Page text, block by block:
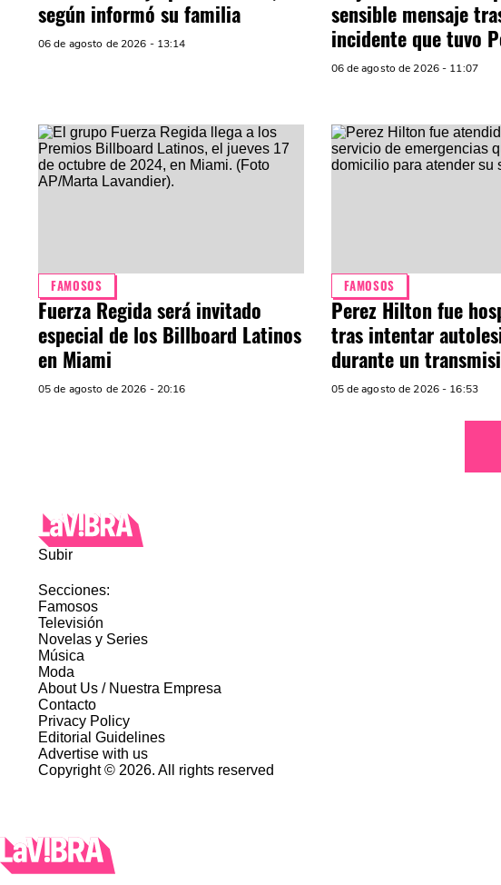
según informó su familia
06 de agosto de 2026 - 13:14
sensible mensaje
incidente que tuvo
06 de agosto de 2026 - 11:07
FAMOSOS
Fuerza Regida será invitado
especial de los Billboard Latinos
en Miami
05 de agosto de 2026 - 20:16
FAMOSOS
Perez Hilton fue
tras intentar
durante un
05 de agosto de 2026 - 16:53
Subir
Secciones:
Famosos
Televisión
Novelas y Series
Música
Moda
About Us / Nuestra Empresa
Contacto
Privacy Policy
Editorial Guidelines
Advertise with us
Copyright © 2026. All rights reserved